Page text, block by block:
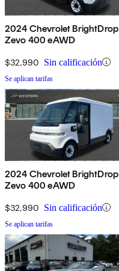
2024 Chevrolet BrightDrop
Zevo 400 eAWD
$32,990 Sin calificación
Se aplican tarifas
2024 Chevrolet BrightDrop
Zevo 400 eAWD
$32,990 Sin calificación
Se aplican tarifas